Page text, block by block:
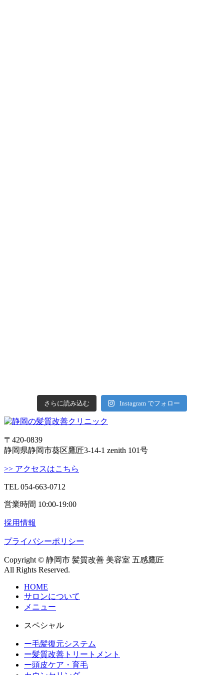
さらに読み込む Instagram でフォロー
〒420-0839
静岡県静岡市葵区鷹匠3-14-1 zenith 101号
>> アクセスはこちら
TEL 054-663-0712
営業時間 10:00-19:00
採用情報
プライバシーポリシー
Copyright © 静岡市 髪質改善 美容室 五感鷹匠
All Rights Reserved.
HOME
サロンについて
メニュー
スペシャル
ー毛髪復元システム
ー髪質改善トリートメント
ー頭皮ケア・育毛